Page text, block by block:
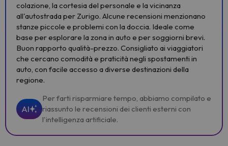
colazione, la cortesia del personale e la vicinanza
all'autostrada per Zurigo. Alcune recensioni menzionano
stanze piccole e problemi con la doccia. Ideale come
base per esplorare la zona in auto e per soggiorni brevi.
Buon rapporto qualità-prezzo. Consigliato ai viaggiatori
che cercano comodità e praticità negli spostamenti in
auto, con facile accesso a diverse destinazioni della
regione.
AI
Per farti risparmiare tempo, abbiamo compilato e
riassunto le recensioni dei clienti esterni con
l'intelligenza artificiale.